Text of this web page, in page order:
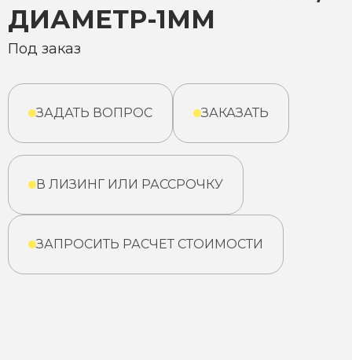
ДИАМЕТР-1ММ
Под заказ
ЗАДАТЬ ВОПРОС ЗАКАЗАТЬ
В ЛИЗИНГ ИЛИ РАССРОЧКУ
ЗАПРОСИТЬ РАСЧЕТ СТОИМОСТИ